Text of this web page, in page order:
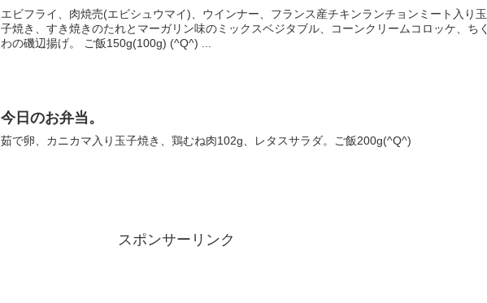
エビフライ、肉焼売(エビシュウマイ)、ウインナー、フランス産チキンランチョンミート入り玉
子焼き、すき焼きのたれとマーガリン味のミックスベジタブル、コーンクリームコロッケ、ちく
今日のお弁当。
茹で卵、カニカマ入り玉子焼き、鶏むね肉102g、レタスサラダ。ご飯200g(^Q^)
スポンサーリンク